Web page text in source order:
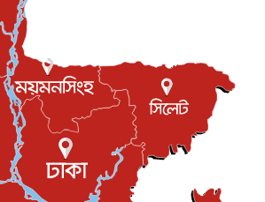
কূটনৈতিক সম্পর্ক পুনঃস্থাপন করছে মেক্সিকো ও
মুক্তি পেল ‘মালিক’
৮ আগস্ট, ২০২৬
‘না’ বলা রদ্রির জন্য বার্সার কাছে কত চাইল ম্যানসিটি
চলচ্চিত্র উৎসব, বিনা মূল্যে দেখা যাবে ৬ সিনেমা